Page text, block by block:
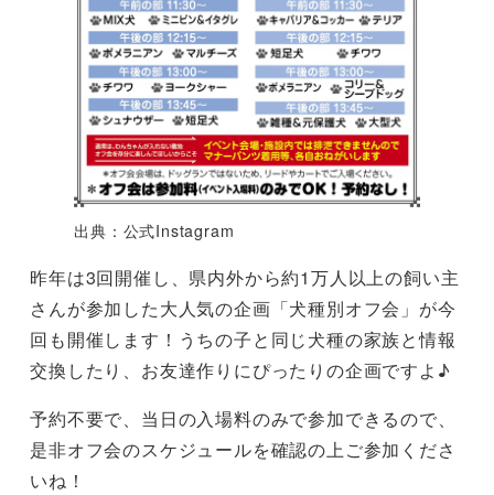
出典：公式Instagram
昨年は3回開催し、県内外から約1万人以上の飼い主
さんが参加した大人気の企画「犬種別オフ会」が今
回も開催します！うちの子と同じ犬種の家族と情報
交換したり、お友達作りにぴったりの企画ですよ♪
予約不要で、当日の入場料のみで参加できるので、
是非オフ会のスケジュールを確認の上ご参加くださ
いね！